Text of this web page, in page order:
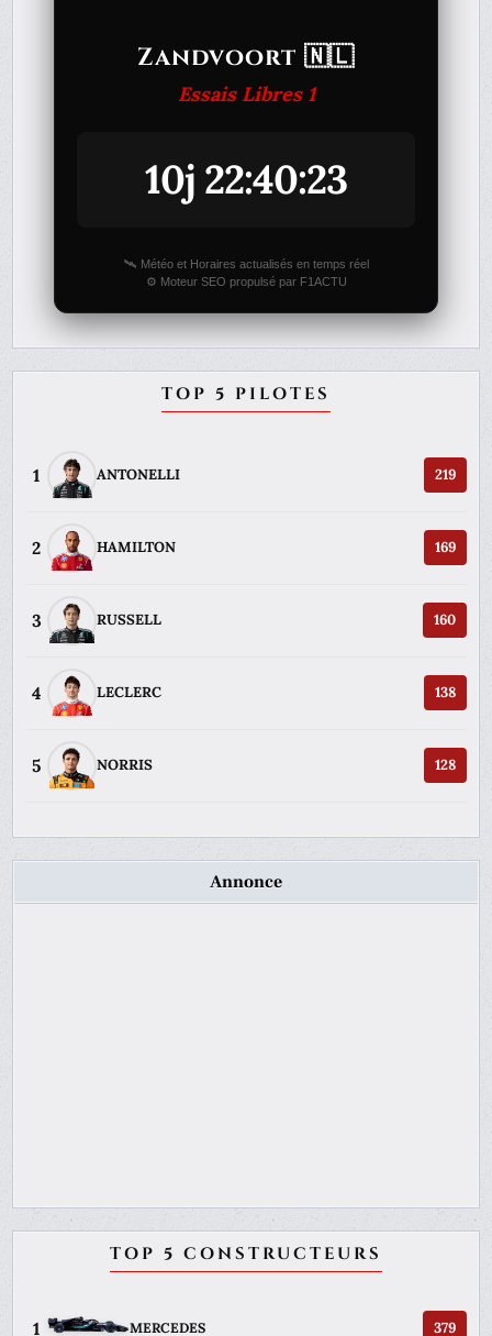
Zandvoort 🇳🇱
Essais Libres 1
10j 22:40:23
🛰️ Météo et Horaires actualisés en temps réel
⚙️ Moteur SEO propulsé par F1ACTU
TOP 5 PILOTES
1 ANTONELLI 219
2 HAMILTON 169
3 RUSSELL 160
4 LECLERC 138
5 NORRIS 128
Annonce
TOP 5 CONSTRUCTEURS
1 MERCEDES 379